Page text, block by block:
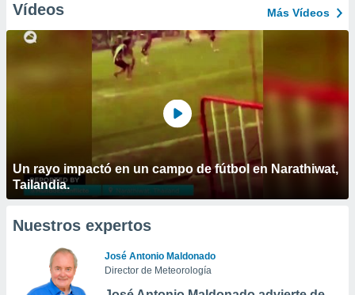
Vídeos Más Vídeos
Un rayo impactó en un campo de fútbol en Narathiwat,
Tailandia.
Nuestros expertos
José Antonio Maldonado
Director de Meteorología